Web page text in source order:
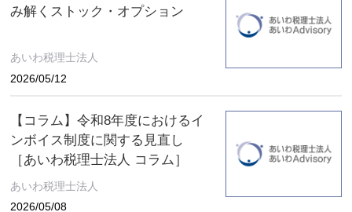
み解くストック・オプション
あいわ税理士法人
2026/05/12
【コラム】令和8年度におけるイ
ンボイス制度に関する見直し
［あいわ税理士法人 コラム］
あいわ税理士法人
2026/05/08